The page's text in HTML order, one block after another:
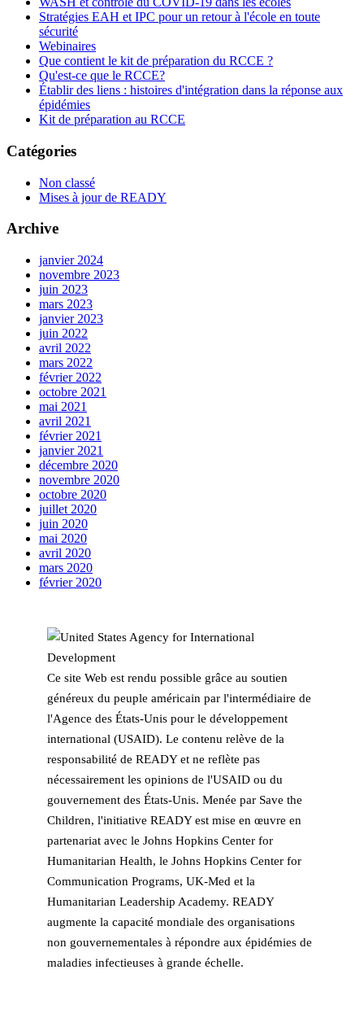
Stratégies EAH et IPC pour un retour à l'école en toute
sécurité
Webinaires
Que contient le kit de préparation du RCCE ?
Qu'est-ce que le RCCE?
Établir des liens : histoires d'intégration dans la réponse aux
épidémies
Kit de préparation au RCCE
Catégories
Non classé
Mises à jour de READY
Archive
janvier 2024
novembre 2023
juin 2023
mars 2023
janvier 2023
juin 2022
avril 2022
mars 2022
février 2022
octobre 2021
mai 2021
avril 2021
février 2021
janvier 2021
décembre 2020
novembre 2020
octobre 2020
juillet 2020
juin 2020
mai 2020
avril 2020
mars 2020
février 2020
Ce site Web est rendu possible grâce au soutien
généreux du peuple américain par l'intermédiaire de
l'Agence des États-Unis pour le développement
international (USAID). Le contenu relève de la
responsabilité de READY et ne reflète pas
nécessairement les opinions de l'USAID ou du
gouvernement des États-Unis. Menée par Save the
Children, l'initiative READY est mise en œuvre en
partenariat avec le Johns Hopkins Center for
Humanitarian Health, le Johns Hopkins Center for
Communication Programs, UK-Med et la
Humanitarian Leadership Academy. READY
augmente la capacité mondiale des organisations
non gouvernementales à répondre aux épidémies de
maladies infectieuses à grande échelle.